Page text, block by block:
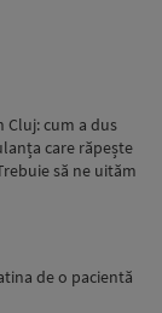
cum a dus
care răpește
să ne uităm
de o pacientă